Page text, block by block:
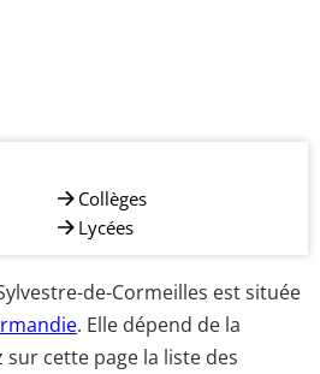
Collèges
Lycées
de-Cormeilles est située
. Elle dépend de la
cette page la liste des